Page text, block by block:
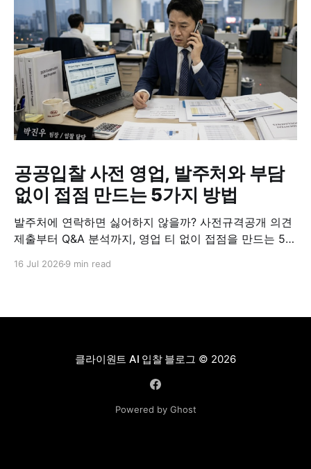
공공입찰 사전 영업, 발주처와 부담
없이 접점 만드는 5가지 방법
발주처에 연락하면 싫어하지 않을까? 사전규격공개 의견
제출부터 Q&A 분석까지, 영업 티 없이 접점을 만드는 5가
16 Jul 2026 9 min read
클라이원트 AI 입찰 블로그 © 2026
Powered by Ghost